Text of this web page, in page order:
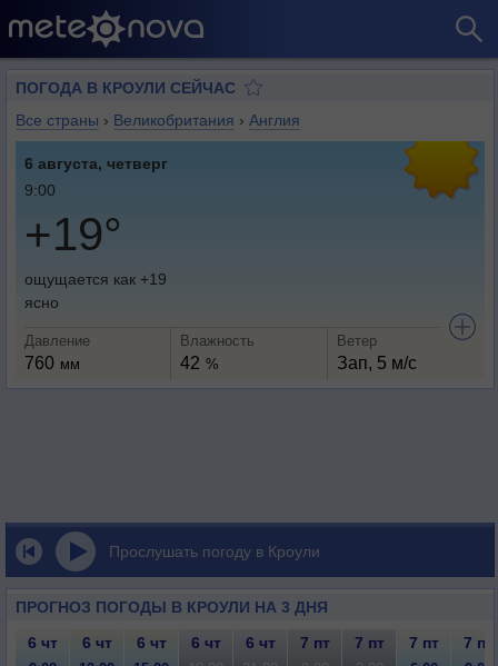
ПОГОДА В КРОУЛИ СЕЙЧАС
Все страны › Великобритания › Англия
6 августа, четверг
9:00
+19°
ощущается как +19
ясно
Давление
760 мм
Влажность
42 %
Ветер
Зап, 5 м/с
Прослушать погоду в Кроули
ПРОГНОЗ ПОГОДЫ В КРОУЛИ НА 3 ДНЯ
6 чт 6 чт 6 чт 6 чт 6 чт 7 пт 7 пт 7 пт 7 пт